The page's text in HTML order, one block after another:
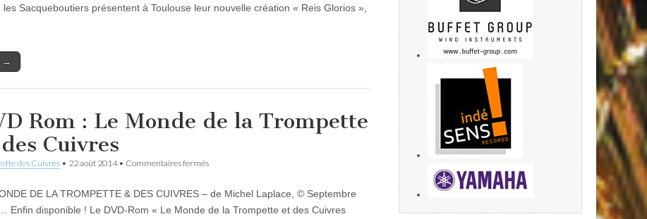
animée
les Sacqueboutiers présentent à Toulouse leur nouvelle création « Reis Glorios »,
→
Rom : Le Monde de la Trompette
Cuivres
des Cuivres • 22 août 2014• Commentaires ferméssur
Le
DE LA TROMPETTE & DES CUIVRES – de Michel Laplace, © Septembre
Enfin disponible ! Le DVD-Rom « Le Monde de la Trompette et des Cuivres